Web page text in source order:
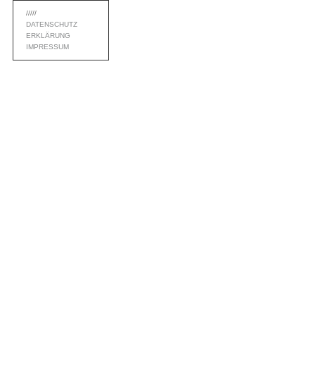
/////
DATENSCHUTZ
ERKLÄRUNG
IMPRESSUM